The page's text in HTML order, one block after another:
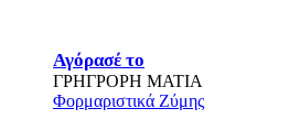
Αγόρασέ το
ΓΡΗΓΡΟΡΗ ΜΑΤΙΑ
Φορμαριστικά Ζύμης